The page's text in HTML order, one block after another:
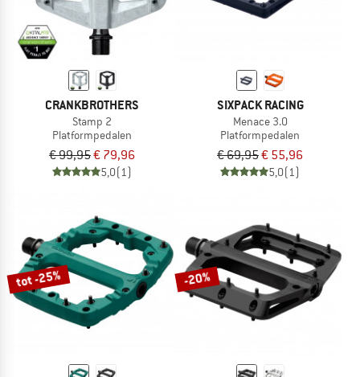
CRANKBROTHERS
Stamp 2
Platformpedalen
€ 99,95€ 79,96
5,0(1)
SIXPACK RACING
Menace 3.0
Platformpedalen
€ 69,95€ 55,96
5,0(1)
tot -25% -20%